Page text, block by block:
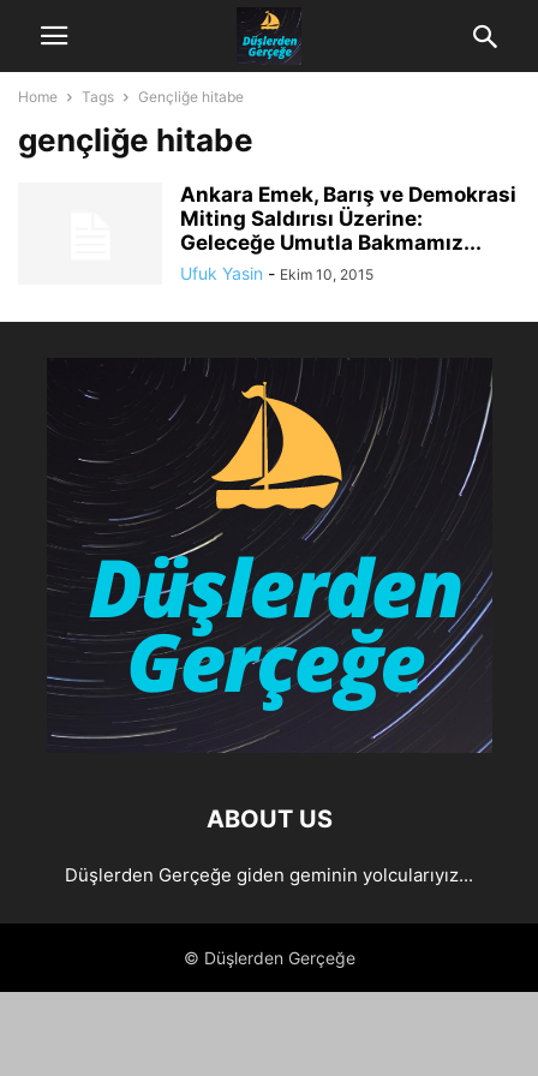
Home Tags Gençliğe hitabe
gençliğe hitabe
Ankara Emek, Barış ve Demokrasi
Miting Saldırısı Üzerine:
Geleceğe Umutla Bakmamız...
Ufuk Yasin - Ekim 10, 2015
ABOUT US
Düşlerden Gerçeğe giden geminin yolcularıyız...
© Düşlerden Gerçeğe